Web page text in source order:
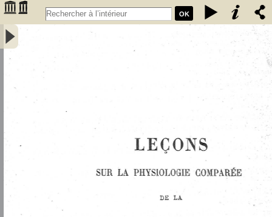
OK
Leçons sur la physiologie comparée de la respiration : professées au
Muséum d'histoire naturelle - Bert, Paul (1833-1886 ; médecin)